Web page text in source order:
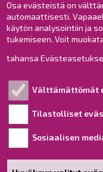
Osa evästeistä on
automaattisesti.
käytön analysointiin ja
tukemiseen. Voit
tahansa
Välttämättömät
Tilastolliset
Sosiaalisen